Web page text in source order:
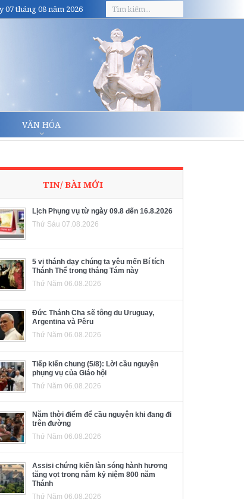
07 tháng 08 năm 2026
VĂN HÓA
TIN/ BÀI MỚI
Lịch Phụng vụ từ ngày 09.8 đến 16.8.2026
Thứ Sáu 07.08.2026
5 vị thánh dạy chúng ta yêu mến Bí tích
Thánh Thể trong tháng Tám này
Thứ Năm 06.08.2026
Đức Thánh Cha sẽ tông du Uruguay,
Argentina và Pêru
Thứ Năm 06.08.2026
Tiếp kiến chung (5/8): Lời cầu nguyện
phụng vụ của Giáo hội
Thứ Năm 06.08.2026
Năm thời điểm để cầu nguyện khi đang đi
trên đường
Thứ Năm 06.08.2026
Assisi chứng kiến làn sóng hành hương
tăng vọt trong năm kỷ niệm 800 năm
Thánh
Thứ Năm 06.08.2026